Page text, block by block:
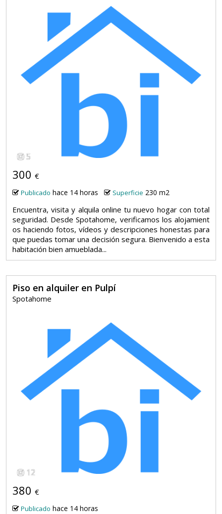
5
300 €
Publicado hace 14 horas Superficie 230 m2
Encuentra, visita y alquila online tu nuevo hogar con total
seguridad. Desde Spotahome, verificamos los alojamient
os haciendo fotos, vídeos y descripciones honestas para
que puedas tomar una decisión segura. Bienvenido a esta
habitación bien amueblada...
Piso en alquiler en Pulpí
Spotahome
12
380 €
Publicado hace 14 horas